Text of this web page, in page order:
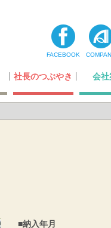
FACEBOOK
社長のつぶやき 会社
納入年月